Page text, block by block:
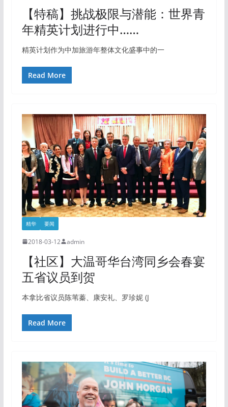
【特稿】挑战极限与潜能：世界青
年精英计划进行中……
精英计划作为中加旅游年整体文化盛事中的一
Read More
精华 要闻
2018-03-12 admin
【社区】大温哥华台湾同乡会春宴
五省议员到贺
本拿比省议员陈苇蓁、康安礼、罗珍妮 (J
Read More